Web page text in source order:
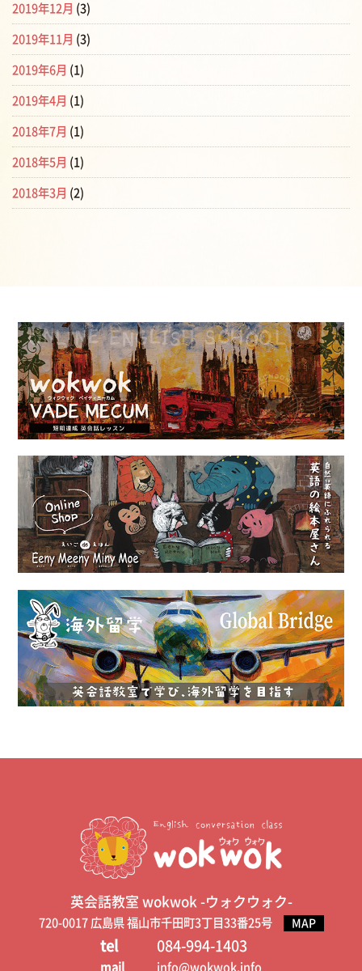
2019年12月 (3)
2019年11月 (3)
2019年6月 (1)
2019年4月 (1)
2018年7月 (1)
2018年5月 (1)
2018年3月 (2)
英会話教室 wokwok -ウォクウォク-
720-0017 広島県 福山市千田町3丁目33番25号 MAP
tel 084-994-1403
mail info@wokwok.info